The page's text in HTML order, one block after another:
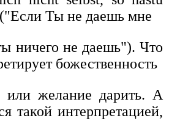
Ты не даешь мне
ничего не даешь"). Что
божественность
или желание дарить. А
такой интерпретацией,